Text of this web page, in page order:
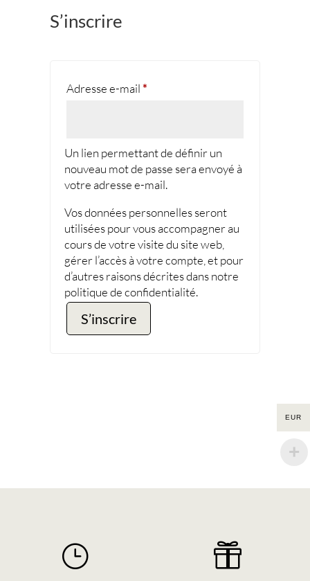
S’inscrire
Adresse e-mail*Obligatoire
Un lien permettant de définir un
nouveau mot de passe sera envoyé à
votre adresse e-mail.
Vos données personnelles seront
utilisées pour vous accompagner au
cours de votre visite du site web,
gérer l’accès à votre compte, et pour
d’autres raisons décrites dans notre
politique de confidentialité.
S’inscrire
} 
EUR